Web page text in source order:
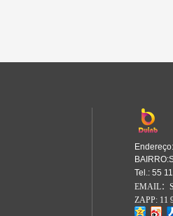
Tel.: 55
EMAIL：
ZAPP: 11